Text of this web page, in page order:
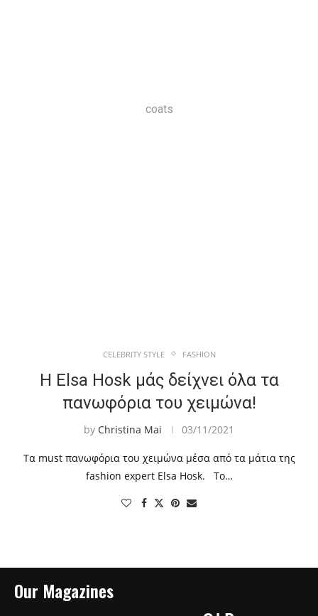
coats
CELEBRITY STYLE FASHION
Η Elsa Hosk μάς δείχνει όλα τα
πανωφόρια του χειμώνα!
by Christina Mai 03/11/2021
Τα must πανωφόρια του χειμώνα μέσα από τα μάτια της
fashion expert Elsa Hosk. Το…
Our Magazines